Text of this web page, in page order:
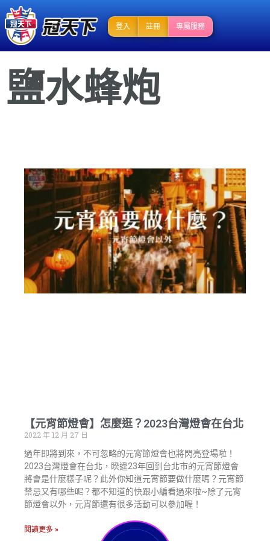
登入 註冊 專屬服務
鹽水蜂炮
【元宵節燈會】怎麼逛？2023台灣燈會在台北
2022 年 12 月 27 日
過年即將到來，不可忽略的元宵節燈會也將閃亮登場啦！
2023台灣燈會在台北，睽違23年回到台北市的元宵節燈會
將會是什麼樣子呢？此外你知道元宵節要做什麼嗎？元宵節
禁忌又有哪些呢？都不知道的快跟小編看過來啦~除了元宵
節燈會以外，元宵節還有很多活動可以參加喔！
閱讀更多 »